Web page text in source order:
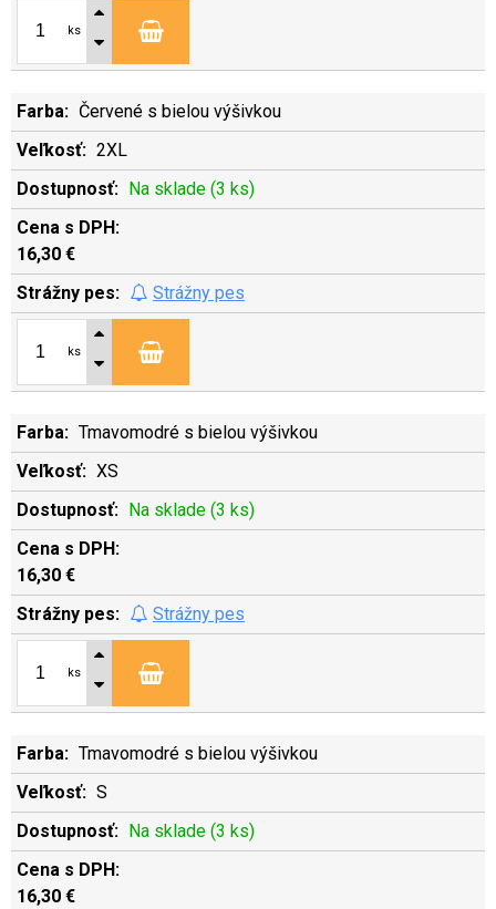
ks
Červené s bielou výšivkou
2XL
Na sklade (3 ks)
16,30 €
Strážny pes
ks
Tmavomodré s bielou výšivkou
XS
Na sklade (3 ks)
16,30 €
Strážny pes
ks
Tmavomodré s bielou výšivkou
S
Na sklade (3 ks)
16,30 €